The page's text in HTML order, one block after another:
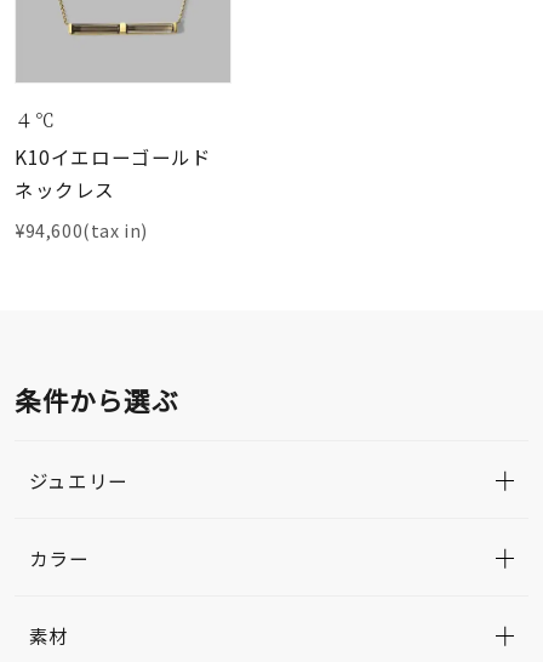
４℃
K10イエローゴールド
ネックレス
¥94,600(tax in)
条件から選ぶ
ジュエリー
カラー
素材